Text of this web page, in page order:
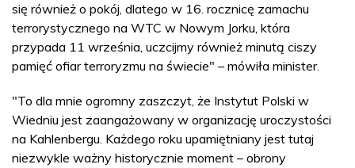
się również o pokój, dlatego w 16. rocznicę zamachu
terrorystycznego na WTC w Nowym Jorku, która
przypada 11 września, uczcijmy również minutą ciszy
pamięć ofiar terroryzmu na świecie" – mówiła minister.
"To dla mnie ogromny zaszczyt, że Instytut Polski w
Wiedniu jest zaangażowany w organizację uroczystości
na Kahlenbergu. Każdego roku upamiętniany jest tutaj
niezwykle ważny historycznie moment – obrony